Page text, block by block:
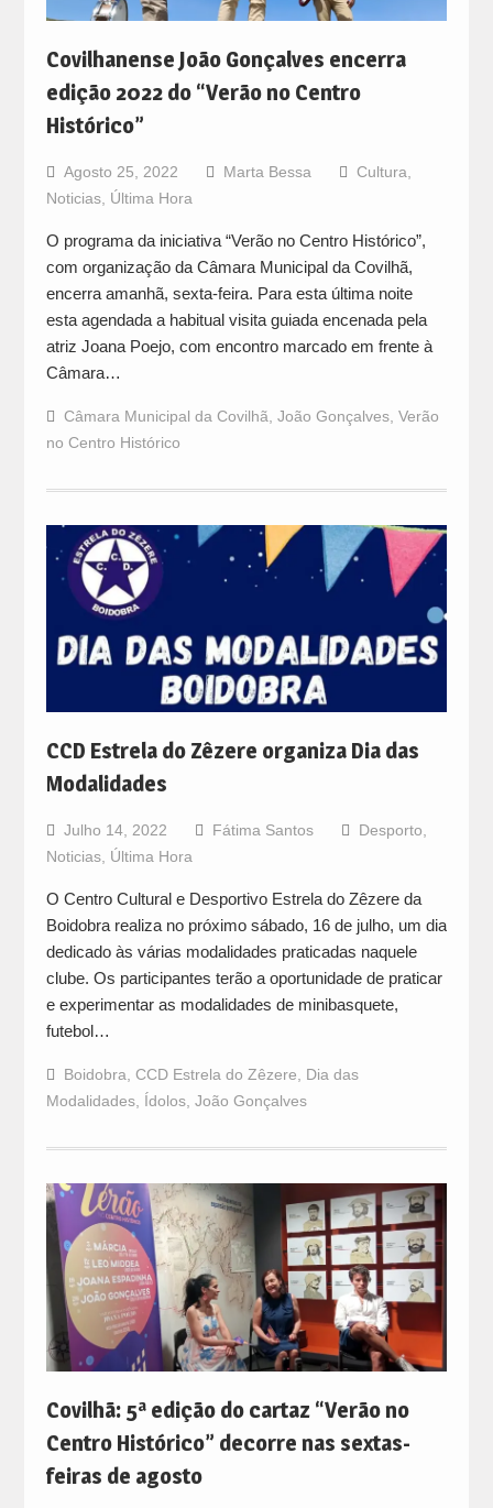
Covilhanense João Gonçalves encerra
edição 2022 do “Verão no Centro
Histórico”
Agosto 25, 2022 Marta Bessa Cultura,
Noticias, Última Hora
O programa da iniciativa “Verão no Centro Histórico”,
com organização da Câmara Municipal da Covilhã,
encerra amanhã, sexta-feira. Para esta última noite
esta agendada a habitual visita guiada encenada pela
atriz Joana Poejo, com encontro marcado em frente à
Câmara…
Câmara Municipal da Covilhã, João Gonçalves, Verão
no Centro Histórico
CCD Estrela do Zêzere organiza Dia das
Modalidades
Julho 14, 2022 Fátima Santos Desporto,
Noticias, Última Hora
O Centro Cultural e Desportivo Estrela do Zêzere da
Boidobra realiza no próximo sábado, 16 de julho, um dia
dedicado às várias modalidades praticadas naquele
clube. Os participantes terão a oportunidade de praticar
e experimentar as modalidades de minibasquete,
futebol…
Boidobra, CCD Estrela do Zêzere, Dia das
Modalidades, Ídolos, João Gonçalves
Covilhã: 5ª edição do cartaz “Verão no
Centro Histórico” decorre nas sextas-
feiras de agosto